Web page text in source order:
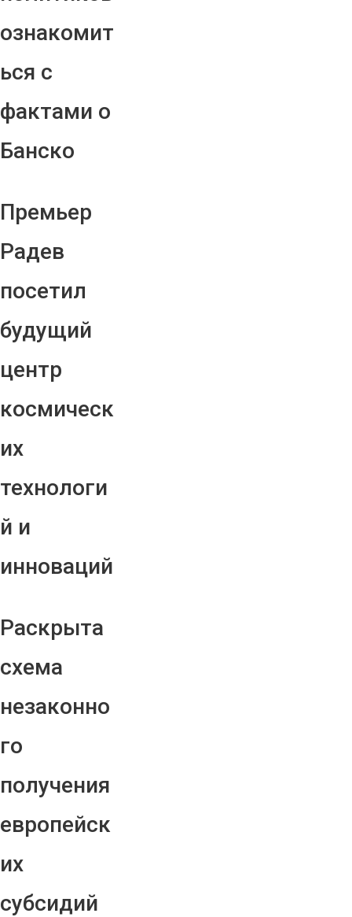
ознакомит
ься с
фактами о
Банско
Премьер
Радев
посетил
будущий
центр
космическ
их
технологи
й и
инноваций
Раскрыта
схема
незаконно
го
получения
европейск
их
субсидий